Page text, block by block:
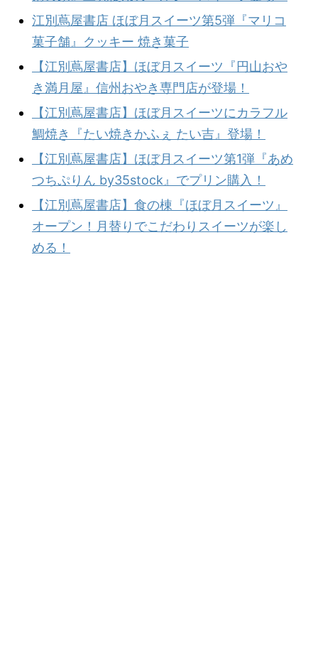
江別蔦屋書店 ほぼ月スイーツ第5弾『マリコ
菓子舗』クッキー 焼き菓子
【江別蔦屋書店】ほぼ月スイーツ『円山おや
き満月屋』信州おやき専門店が登場！
【江別蔦屋書店】ほぼ月スイーツにカラフル
鯛焼き『たい焼きかふぇ たい吉』登場！
【江別蔦屋書店】ほぼ月スイーツ第1弾『あめ
つちぷりん by35stock』でプリン購入！
【江別蔦屋書店】食の棟『ほぼ月スイーツ』
オープン！月替りでこだわりスイーツが楽し
める！